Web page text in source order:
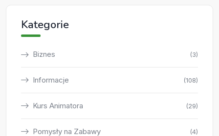
Kategorie
Biznes (3)
Informacje (108)
Kurs Animatora (29)
Pomysły na Zabawy (4)